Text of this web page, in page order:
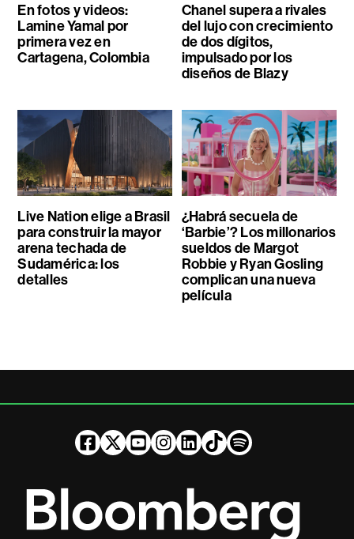
En fotos y videos:
Lamine Yamal por
primera vez en
Cartagena, Colombia
Chanel supera a rivales
del lujo con crecimiento
de dos dígitos,
impulsado por los
diseños de Blazy
Live Nation elige a Brasil
para construir la mayor
arena techada de
Sudamérica: los
detalles
¿Habrá secuela de
‘Barbie’? Los millonarios
sueldos de Margot
Robbie y Ryan Gosling
complican una nueva
película